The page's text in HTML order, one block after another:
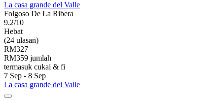
La casa grande del Valle
Folgoso De La Ribera
9.2/10
Hebat
(24 ulasan)
RM327
RM359 jumlah
termasuk cukai & fi
7 Sep - 8 Sep
La casa grande del Valle